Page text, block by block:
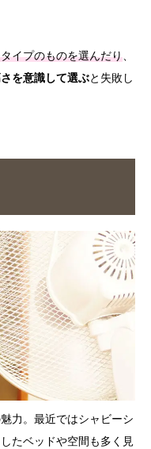
イプのものを選んだり
を意識して選ぶと失敗し
力。最近ではシャビーシ
たベッドや空間も多く見